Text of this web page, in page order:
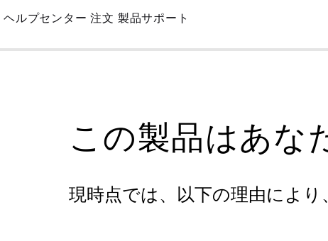
Skip
Main
ヘルプセンター 注文 製品サポート
この製品はあな
現時点では、以下の理由によ